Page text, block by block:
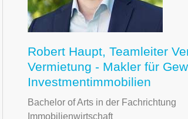
Robert Haupt, Teamleiter
Vermietung - Makler für
Investmentimmobilien
Bachelor of Arts in der Fachrichtung
Immobilienwirtschaft